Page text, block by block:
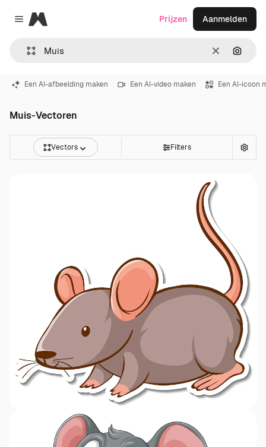
Close menu
Magnific
Wissen
Prijzen Aanmelden
Een AI-afbeelding maken Een AI-video maken Een AI-icoon
Muis-Vectoren
Vectors Filters